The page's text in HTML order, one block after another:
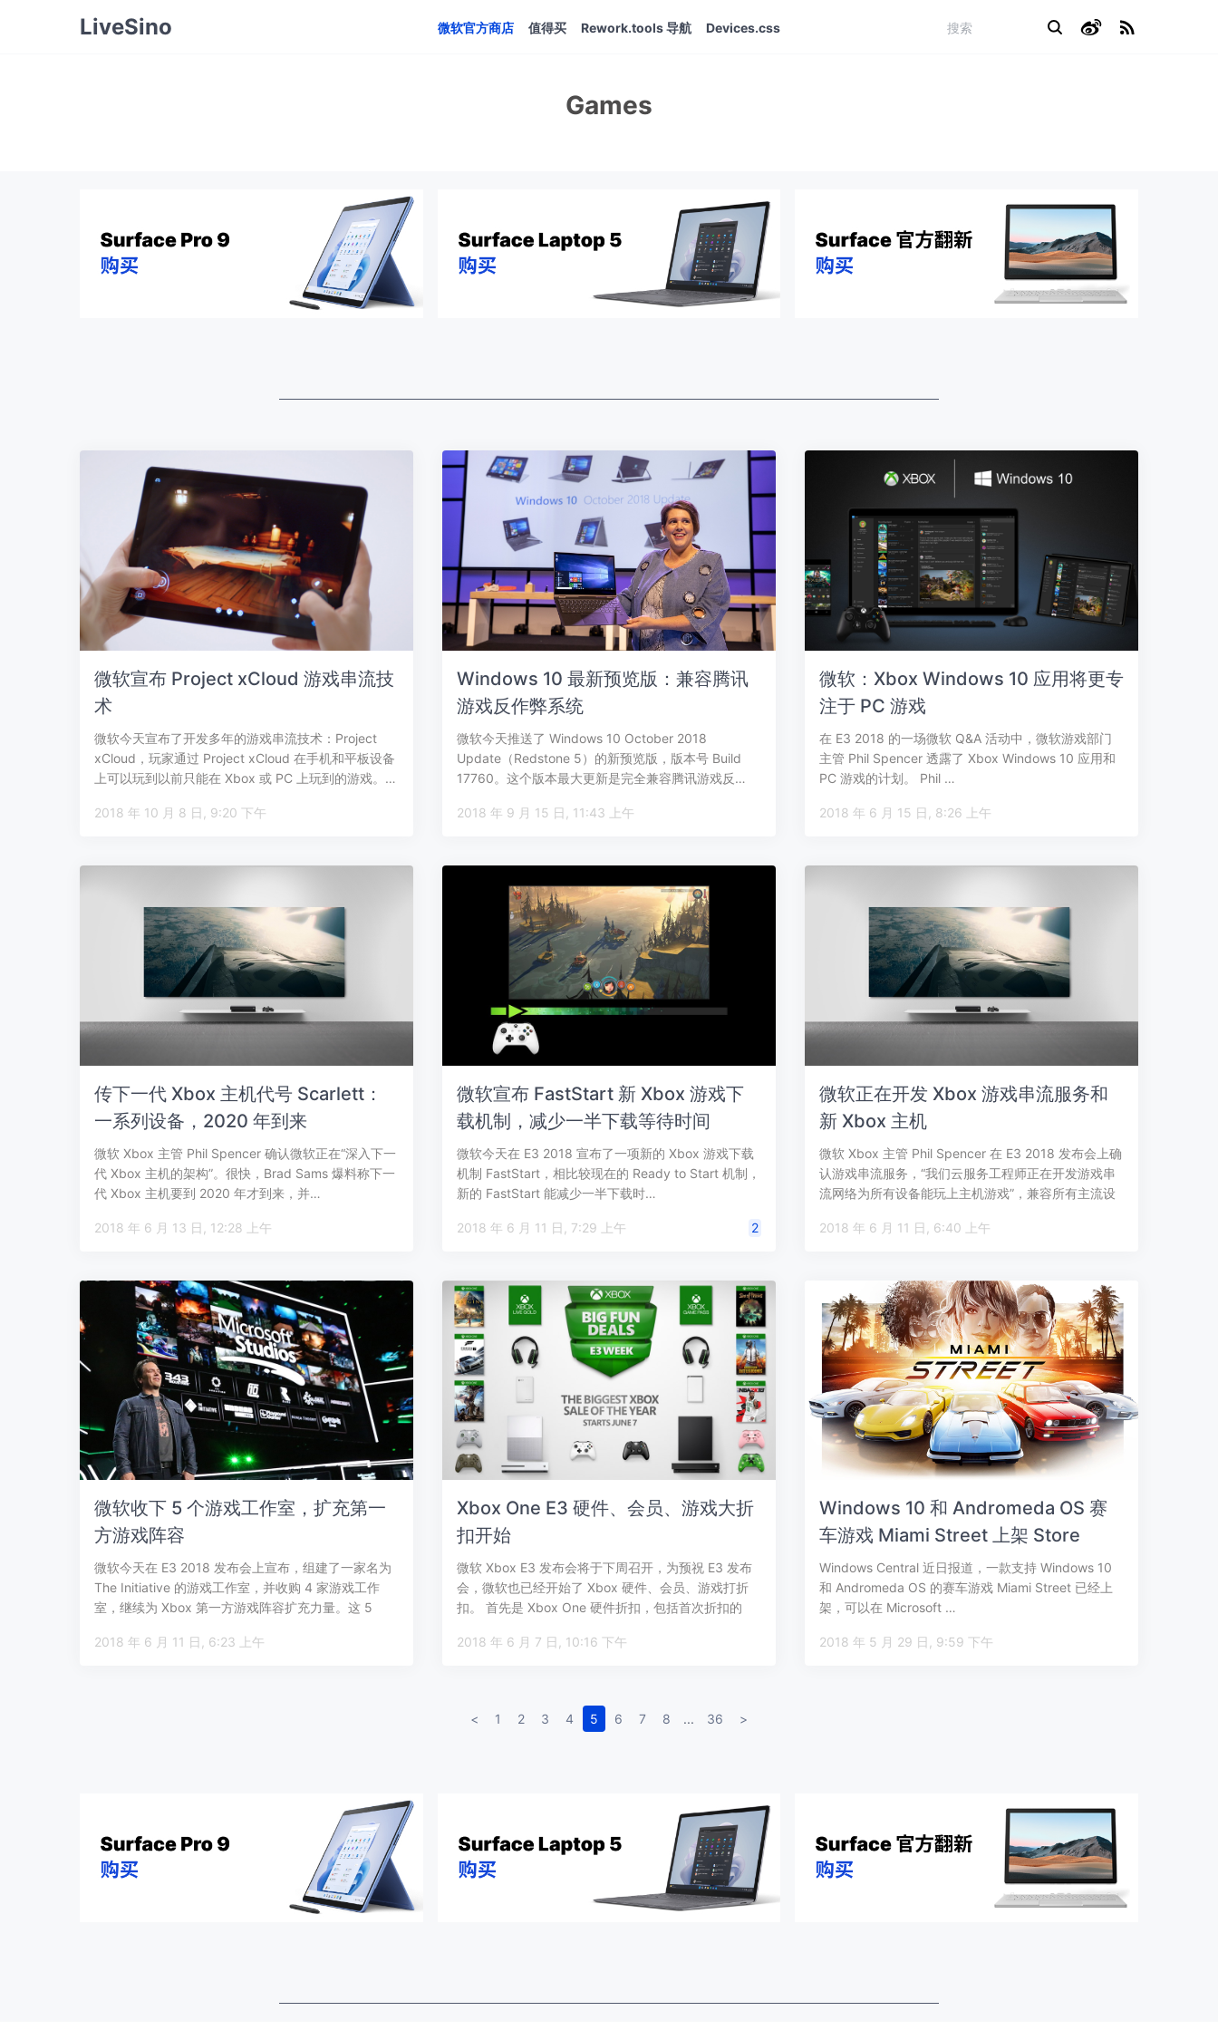
LiveSino 微软官方商店 值得买 Rework.tools 导航 Devices.css
Games
微软宣布 Project xCloud 游戏串流技
术
微软今天宣布了开发多年的游戏串流技术：Project
xCloud，玩家通过 Project xCloud 在手机和平板设备
上可以玩到以前只能在 Xbox 或 PC 上玩到的游戏。…
2018 年 10 月 8 日, 9:20 下午
Windows 10 最新预览版：兼容腾讯
游戏反作弊系统
微软今天推送了 Windows 10 October 2018
Update（Redstone 5）的新预览版，版本号 Build
17760。这个版本最大更新是完全兼容腾讯游戏反…
2018 年 9 月 15 日, 11:43 上午
微软：Xbox Windows 10 应用将更专
注于 PC 游戏
在 E3 2018 的一场微软 Q&A 活动中，微软游戏部门
主管 Phil Spencer 透露了 Xbox Windows 10 应用和
PC 游戏的计划。 Phil …
2018 年 6 月 15 日, 8:26 上午
传下一代 Xbox 主机代号 Scarlett：
一系列设备，2020 年到来
微软 Xbox 主管 Phil Spencer 确认微软正在“深入下一
代 Xbox 主机的架构”。很快，Brad Sams 爆料称下一
代 Xbox 主机要到 2020 年才到来，并…
2018 年 6 月 13 日, 12:28 上午
微软宣布 FastStart 新 Xbox 游戏下
载机制，减少一半下载等待时间
微软今天在 E3 2018 宣布了一项新的 Xbox 游戏下载
机制 FastStart，相比较现在的 Ready to Start 机制，
新的 FastStart 能减少一半下载时…
2018 年 6 月 11 日, 7:29 上午 2
微软正在开发 Xbox 游戏串流服务和
新 Xbox 主机
微软 Xbox 主管 Phil Spencer 在 E3 2018 发布会上确
认游戏串流服务，“我们云服务工程师正在开发游戏串
流网络为所有设备能玩上主机游戏”，兼容所有主流设
2018 年 6 月 11 日, 6:40 上午
微软收下 5 个游戏工作室，扩充第一
方游戏阵容
微软今天在 E3 2018 发布会上宣布，组建了一家名为
The Initiative 的游戏工作室，并收购 4 家游戏工作
室，继续为 Xbox 第一方游戏阵容扩充力量。这 5
2018 年 6 月 11 日, 6:23 上午
Xbox One E3 硬件、会员、游戏大折
扣开始
微软 Xbox E3 发布会将于下周召开，为预祝 E3 发布
会，微软也已经开始了 Xbox 硬件、会员、游戏打折
扣。 首先是 Xbox One 硬件折扣，包括首次折扣的
2018 年 6 月 7 日, 10:16 下午
Windows 10 和 Andromeda OS 赛
车游戏 Miami Street 上架 Store
Windows Central 近日报道，一款支持 Windows 10
和 Andromeda OS 的赛车游戏 Miami Street 已经上
架，可以在 Microsoft …
2018 年 5 月 29 日, 9:59 下午
< 1 2 3 4 5 6 7 8 ... 36 >